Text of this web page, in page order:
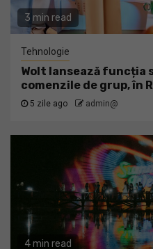
3 min read
Tehnologie
Wolt lansează funcția
comenzile de grup, în
5 zile ago admin@
4 min read